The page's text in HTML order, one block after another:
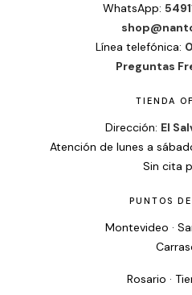
WhatsApp:
Línea telefónica:
Preguntas
TIENDA
Dirección: El
Atención de lunes a
Sin cita
PUNTOS
Montevideo ·
Rosario ·